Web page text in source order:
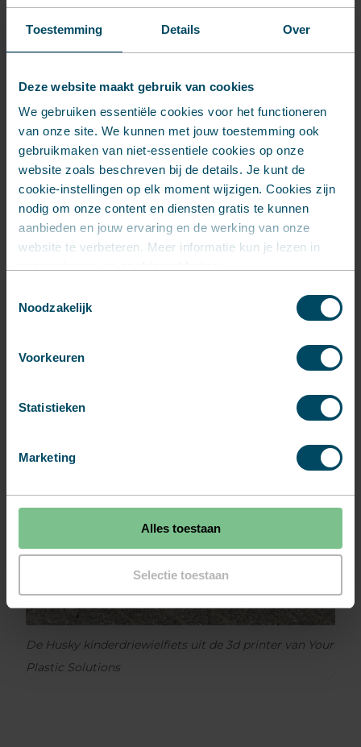
Toestemming Details Over
Deze website maakt gebruik van cookies
We gebruiken essentiële cookies voor het functioneren
van onze site. We kunnen met jouw toestemming ook
gebruikmaken van niet-essentiele cookies op onze
website zoals beschreven bij de details. Je kunt de
cookie-instellingen op elk moment wijzigen. Cookies zijn
nodig om onze content en diensten gratis te kunnen
aanbieden en jouw ervaring en de werking van onze
website te verbeteren. Meer informatie kun je lezen in
Noodzakelijk
Voorkeuren
Statistieken
Marketing
Alles toestaan
Selectie toestaan
“Ik vind het leuk om metSolidWorks
te werken
en daarin producten te maken, een beetje de
printen van producten is daarin weer een
stapje verder, waar ik nog niet veel ervaring
mee heb. Hierdoor kan ik mij verdiepen en
ontwikkelen in deze richting. Wie weet is 3d-
printen na mijn stage wel onderdeel van mijn
passie.”
Meer over 3D printen
De Husky kinderdriewielfiets uit de 3d printer van Your
Plastic Solutions